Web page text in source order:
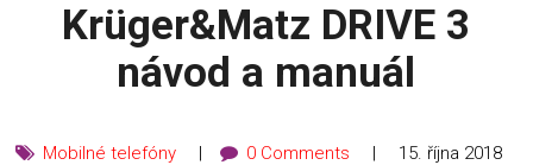
Krüger&Matz DRIVE 3
návod a manuál
Mobilné telefóny 0 Comments 15. října 2018